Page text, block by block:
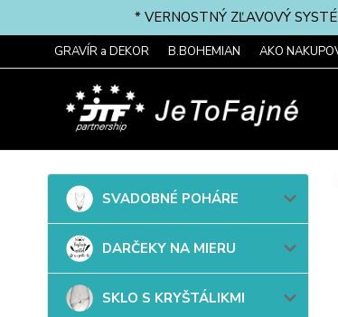
* VERNOSTNÝ ZĽAVOVÝ
GRAVÍR a DEKOR B.BOHEMIAN AKO
SVADOBNÉ POHÁRE
DARČEKY NA MIERU
SKLO S KRYŠTÁLIKMI